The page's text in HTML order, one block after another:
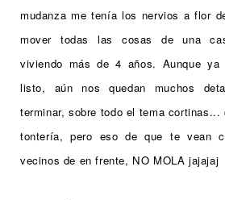
mudanza me tenía los nervios a flor
mover todas las cosas de una
viviendo más de 4 años. Aunque
listo, aún nos quedan muchos
terminar, sobre todo el tema cortinas...
tontería, pero eso de que te vean
vecinos de en frente, NO MOLA jajajaj